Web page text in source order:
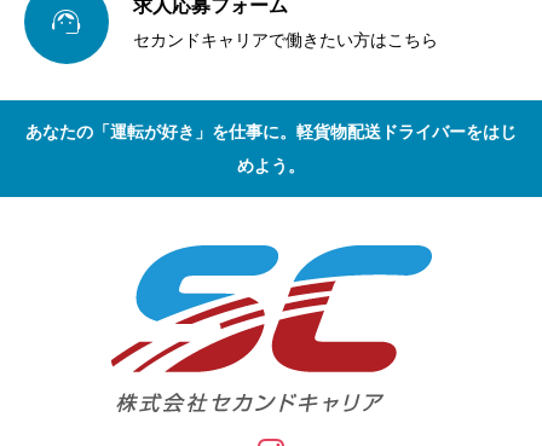
 求人応募フォーム
セカンドキャリアで働きたい方はこちら
あなたの「運転が好き」を仕事に。軽貨物配送ドライバーをはじ
めよう。